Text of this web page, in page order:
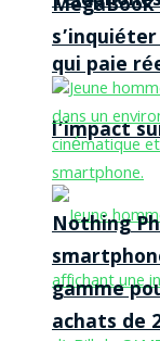
qui paie
l’impact
MegaBook
Nothing
gamme
achats de